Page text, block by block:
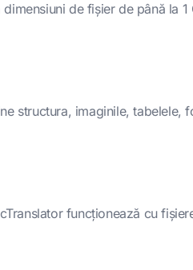
de fișier de până la
structura, imaginile, tabelele,
funcționează cu